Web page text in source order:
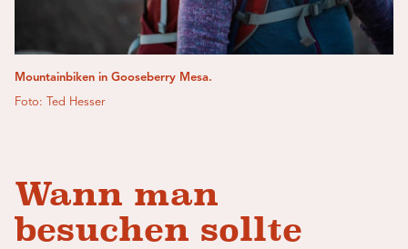
Mountainbiken in Gooseberry Mesa.
Foto: Ted Hesser
Wann man
besuchen sollte